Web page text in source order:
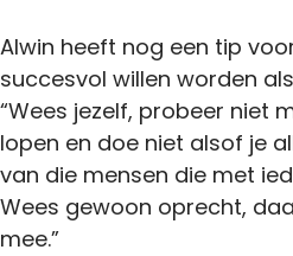
Alwin heeft nog een tip
succesvol willen worden
“Wees jezelf, probeer niet
lopen en doe niet alsof je
van die mensen die met
Wees gewoon oprecht,
mee.”